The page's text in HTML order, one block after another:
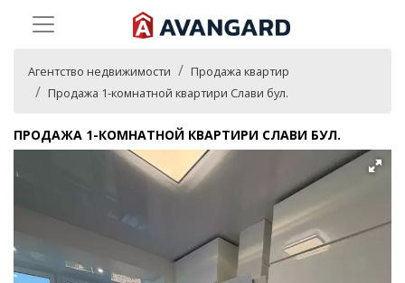
Агентство недвижимости
Продажа квартир
Продажа 1-комнатной квартири Слави бул.
ПРОДАЖА 1-КОМНАТНОЙ КВАРТИРИ СЛАВИ БУЛ.